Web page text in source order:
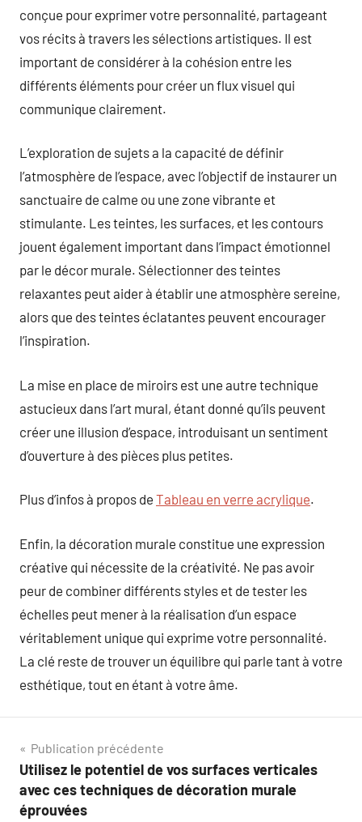
conçue pour exprimer votre personnalité, partageant
vos récits à travers les sélections artistiques. Il est
important de considérer à la cohésion entre les
différents éléments pour créer un flux visuel qui
communique clairement.
L’exploration de sujets a la capacité de définir
l’atmosphère de l’espace, avec l’objectif de instaurer un
sanctuaire de calme ou une zone vibrante et
stimulante. Les teintes, les surfaces, et les contours
jouent également important dans l’impact émotionnel
par le décor murale. Sélectionner des teintes
relaxantes peut aider à établir une atmosphère sereine,
alors que des teintes éclatantes peuvent encourager
l’inspiration.
La mise en place de miroirs est une autre technique
astucieux dans l’art mural, étant donné qu’ils peuvent
créer une illusion d’espace, introduisant un sentiment
d’ouverture à des pièces plus petites.
Plus d’infos à propos de Tableau en verre acrylique.
Enfin, la décoration murale constitue une expression
créative qui nécessite de la créativité. Ne pas avoir
peur de combiner différents styles et de tester les
échelles peut mener à la réalisation d’un espace
véritablement unique qui exprime votre personnalité.
La clé reste de trouver un équilibre qui parle tant à votre
esthétique, tout en étant à votre âme.
Navigation
de
l’article
Publication précédente
Utilisez le potentiel de vos surfaces verticales
avec ces techniques de décoration murale
éprouvées